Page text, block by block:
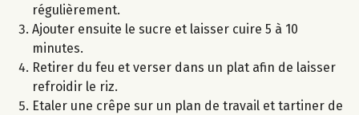
régulièrement.
Ajouter ensuite le sucre et laisser cuire 5 à 10
minutes.
Retirer du feu et verser dans un plat afin de laisser
refroidir le riz.
Etaler une crêpe sur un plan de travail et tartiner de